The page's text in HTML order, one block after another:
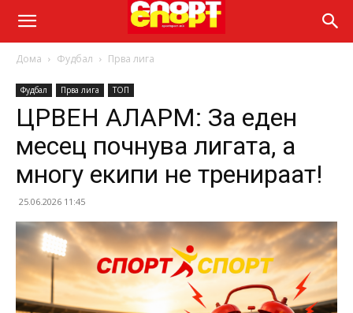
Дома Фудбал Прва лига
Фудбал Прва лига ТОП
ЦРВЕН АЛАРМ: За еден
месец почнува лигата, а
многу екипи не тренираат!
25.06.2026 11:45